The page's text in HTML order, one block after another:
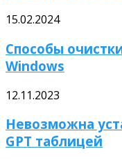
15.02.2024
Способы
Windows
12.11.2023
Невозможна
GPT таблицей